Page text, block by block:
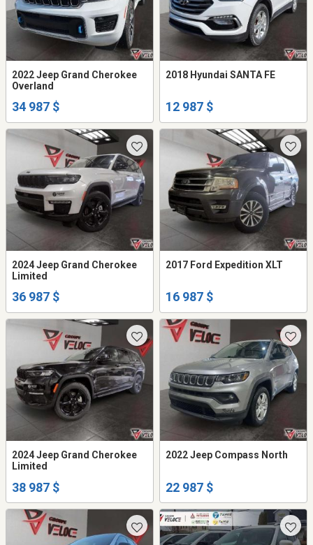
2022 Jeep Grand Cherokee
Overland
34 987 $
2018 Hyundai SANTA FE
12 987 $
2024 Jeep Grand Cherokee
Limited
36 987 $
2017 Ford Expedition XLT
16 987 $
2024 Jeep Grand Cherokee
Limited
38 987 $
2022 Jeep Compass North
22 987 $